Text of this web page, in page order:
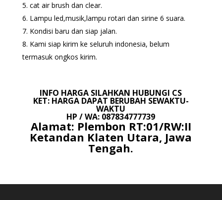
cat air brush dan clear.
Lampu led,musik,lampu rotari dan sirine 6 suara.
Kondisi baru dan siap jalan.
Kami siap kirim ke seluruh indonesia, belum
termasuk ongkos kirim.
INFO HARGA SILAHKAN HUBUNGI CS
KET: HARGA DAPAT BERUBAH SEWAKTU-
WAKTU
HP / WA: 087834777739
Alamat: Plembon RT:01/RW:II
Ketandan Klaten Utara, Jawa
Tengah.